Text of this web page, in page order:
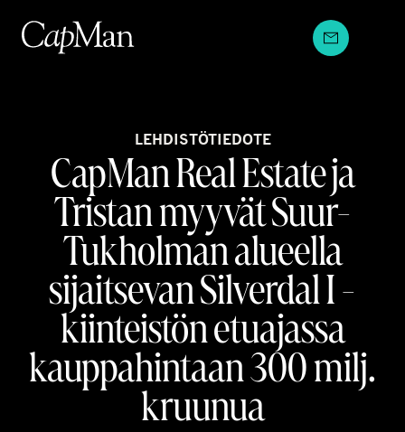
sisältöön
LEHDISTÖTIEDOTE
CapMan Real Estate ja
Tristan myyvät Suur-
Tukholman alueella
sijaitsevan Silverdal I -
kiinteistön etuajassa
kauppahintaan 300 milj.
kruunua